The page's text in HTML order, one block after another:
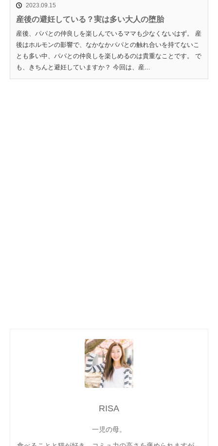
2023.09.15
産後の避妊している？実は多い大人の堕胎
産後、パパとの仲良しを楽しんでいるママも少なくないはず。 産
後はホルモンの影響で、なかなかパパとの触れ合いを持てないこ
とも多い中、パパとの仲良しを楽しめるのは貴重なことです。 で
も、きちんと避妊していますか？ 今回は、産...
RISA
一児の母。